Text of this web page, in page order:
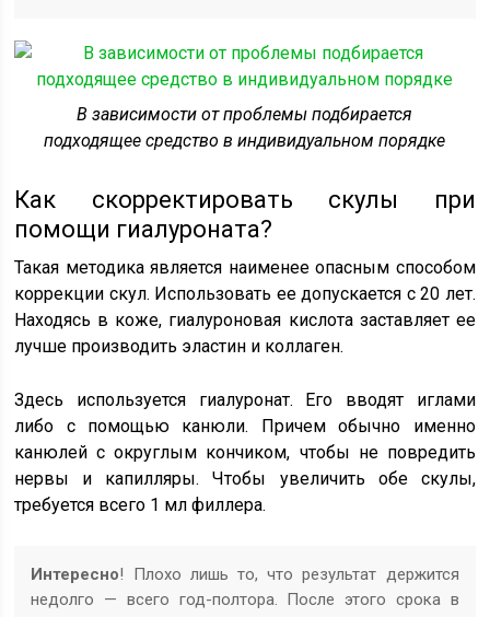
В зависимости от проблемы подбирается
подходящее средство в индивидуальном порядке
Как скорректировать скулы при
помощи гиалуроната?
Такая методика является наименее опасным способом
коррекции скул. Использовать ее допускается с 20 лет.
Находясь в коже, гиалуроновая кислота заставляет ее
лучше производить эластин и коллаген.
Здесь используется гиалуронат. Его вводят иглами
либо с помощью канюли. Причем обычно именно
канюлей с округлым кончиком, чтобы не повредить
нервы и капилляры. Чтобы увеличить обе скулы,
требуется всего 1 мл филлера.
Интересно! Плохо лишь то, что результат держится
недолго — всего год-полтора. После этого срока в